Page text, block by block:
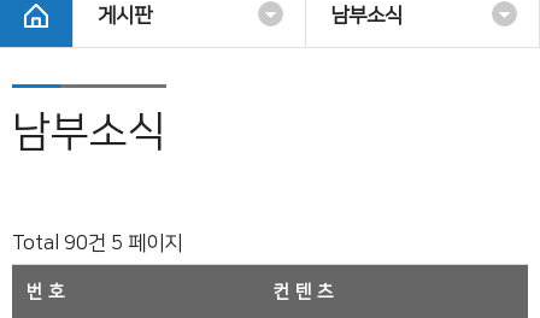
게시판 남부소식
남부소식
Total 90건 5 페이지
번호 컨텐츠